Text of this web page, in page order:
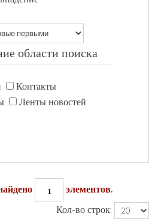
области поиска
Контакты
Ленты новостей
1
элементов.
Кол-во строк: